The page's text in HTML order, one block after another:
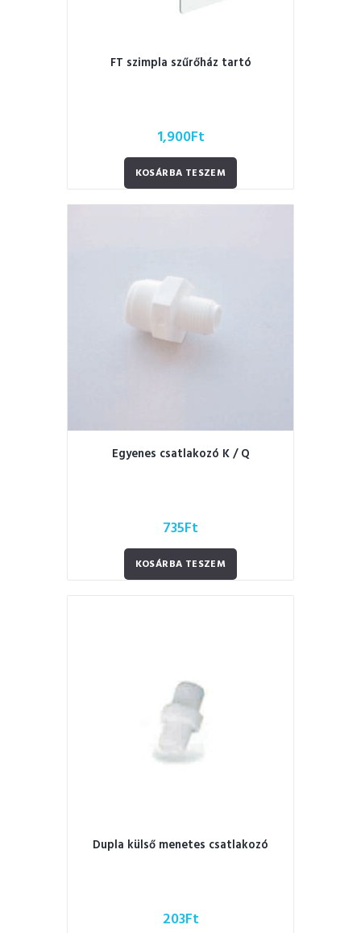
FT szimpla szűrőház tartó
1,900Ft
KOSÁRBA TESZEM
Egyenes csatlakozó K / Q
735Ft
KOSÁRBA TESZEM
Dupla külső menetes csatlakozó
203Ft